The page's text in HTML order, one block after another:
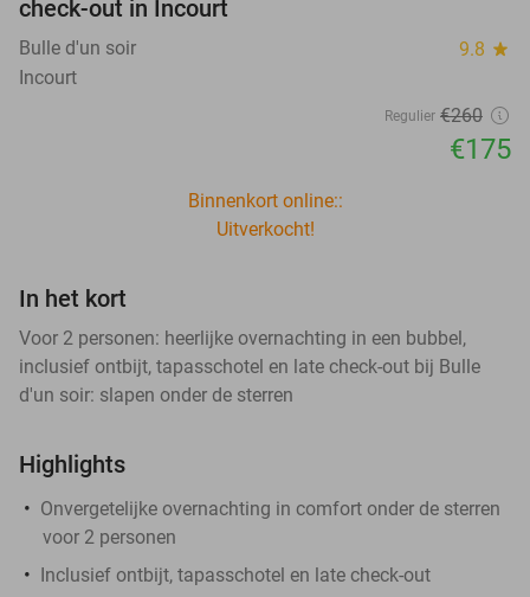
check-out in Incourt
Bulle d'un soir 9.8 star
Incourt
Regulier €260
€175
Binnenkort online::
Uitverkocht!
In het kort
Voor 2 personen: heerlijke overnachting in een bubbel,
inclusief ontbijt, tapasschotel en late check-out bij Bulle
d'un soir: slapen onder de sterren
Highlights
Onvergetelijke overnachting in comfort onder de sterren
voor 2 personen
Inclusief ontbijt, tapasschotel en late check-out